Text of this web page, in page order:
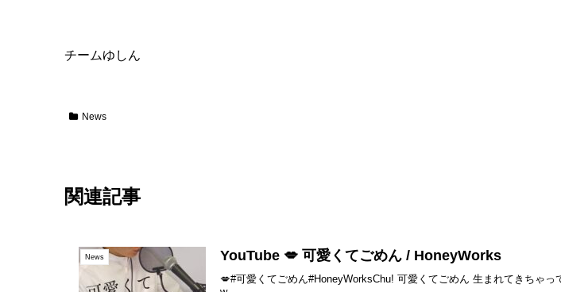
チームゆしん
News
関連記事
News YouTube 💋 可愛くてごめん / HoneyWorks
💋#可愛くてごめん#HoneyWorksChu! 可愛くてごめん 生まれてきちゃ